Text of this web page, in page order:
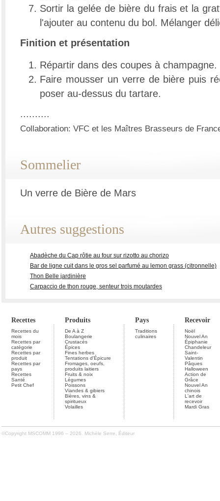
Sortir la gelée de bière du frais et la
l'ajouter au contenu du bol. Mélanger
Finition et présentation
Répartir dans des coupes à champagne.
Faire mousser un verre de bière puis
poser au-dessus du tartare.
..........
Collaboration: VFC et les Maîtres Brasseurs de
Sommelier
Un verre de Bière de Mars
Autres suggestions
Abadèche du Cap rôtie au four sur rizotto au chorizo
Bar de ligne cuit dans le gros sel parfumé au lemon grass (citronnelle)
Thon Belle jardinière
Carpaccio de thon rouge, senteur trois moutardes
Recettes Produits Pays Recevoir
Recettes du
mois
Recettes par
catégorie
Recettes par
produit
Recettes par
pays
Recettes
Santé
Petit Chef
De A à Z
Boulangerie
Crustacés
Épices
Fines herbes
Tentations d'Épicure
Fromages, oeufs,
produits laitiers
Fruits & noix
Légumes
Poissons
Viandes & gibiers
Bières, vins &
spiritueux
Volailles
Traditions
culinaires
Noël
Nouvel An
Épiphanie
Chandeleur
Saint-
Valentin
Pâques
Halloween
Action de
Grâce
Nouvel An
chinois
L'art de
recevoir
Mardi Gras
©Copyright MSCOMM 1996 – 2026. Michèle Serre, Éditeur